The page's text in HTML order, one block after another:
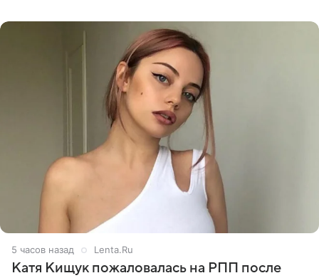
5 часов назад Lenta.Ru
Катя Кищук пожаловалась на РПП после